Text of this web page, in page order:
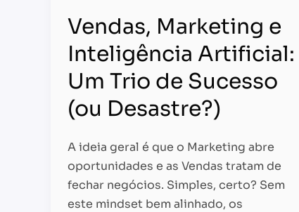
Vendas, Marketing e
Inteligência Artificial:
Um Trio de Sucesso
(ou Desastre?)
A ideia geral é que o Marketing abre
oportunidades e as Vendas tratam de
fechar negócios. Simples, certo? Sem
este mindset bem alinhado, os